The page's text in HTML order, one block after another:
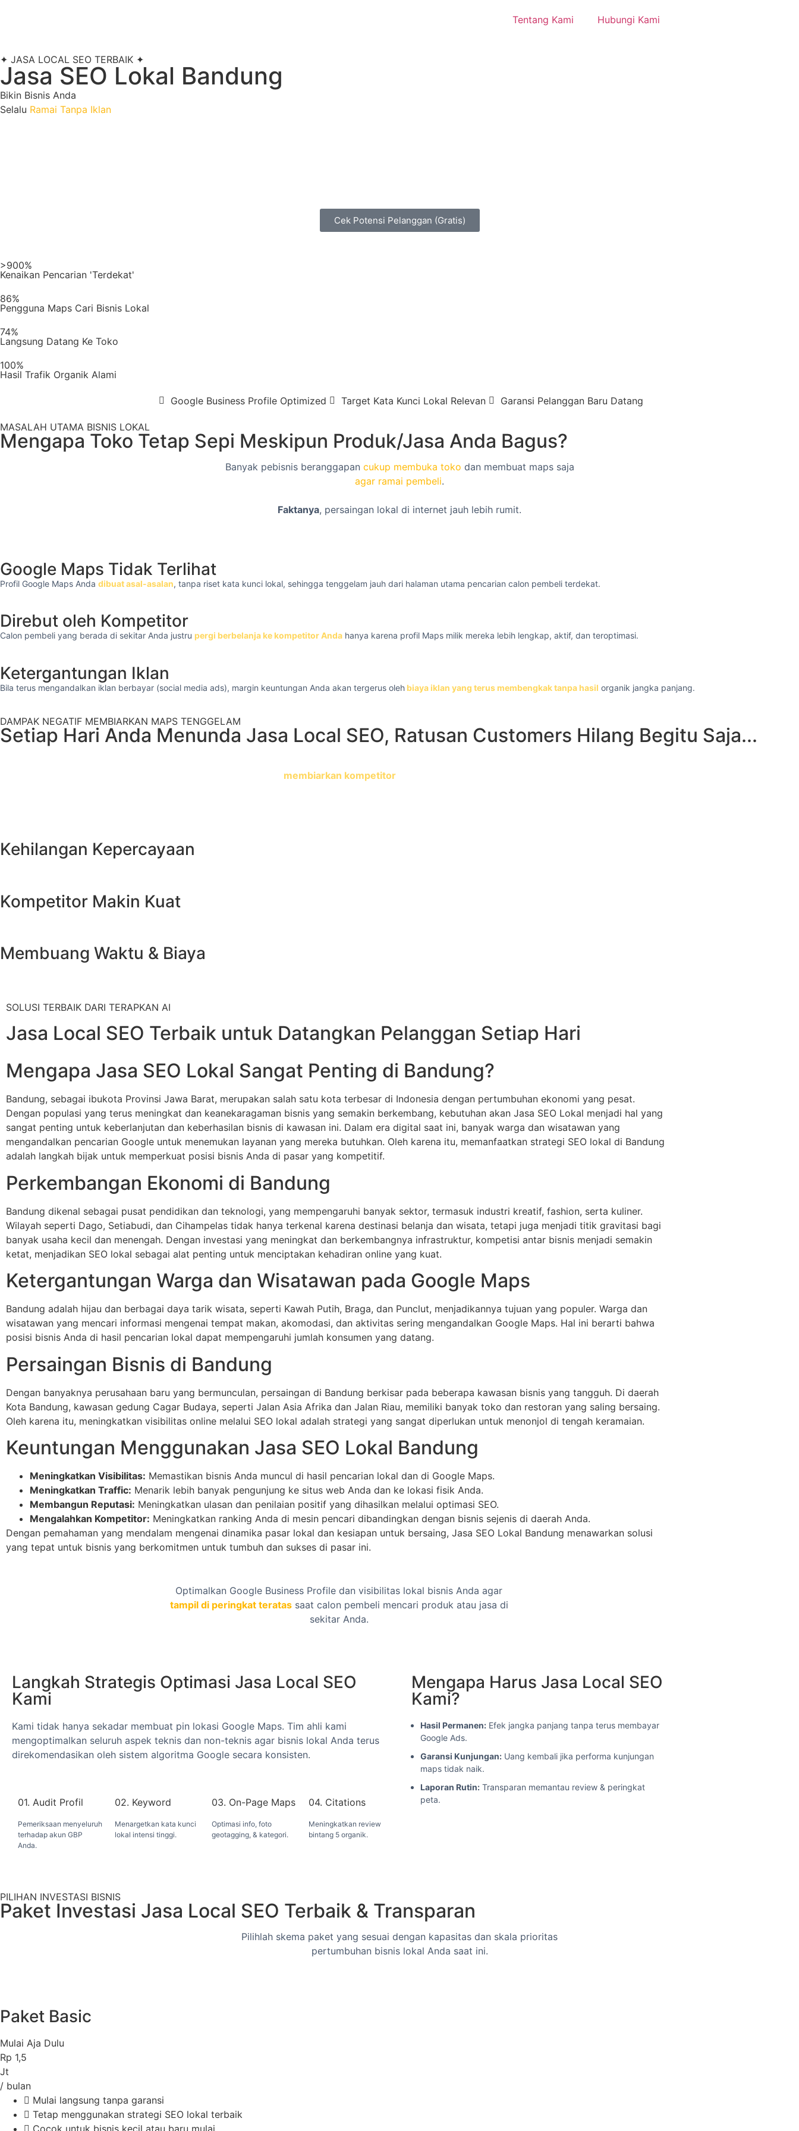
Tentang Kami Hubungi Kami
✦ JASA LOCAL SEO TERBAIK ✦
Jasa SEO Lokal Bandung
Bikin Bisnis Anda
Selalu Ramai Tanpa Iklan
Cek Potensi Pelanggan (Gratis)
>900%
Kenaikan Pencarian 'Terdekat'
86%
Pengguna Maps Cari Bisnis Lokal
74%
Langsung Datang Ke Toko
100%
Hasil Trafik Organik Alami
Google Business Profile Optimized Target Kata Kunci Lokal Relevan Garansi Pelanggan Baru Datang
MASALAH UTAMA BISNIS LOKAL
Mengapa Toko Tetap Sepi Meskipun Produk/Jasa Anda Bagus?
Banyak pebisnis beranggapan cukup membuka toko dan membuat maps saja
agar ramai pembeli.
Faktanya, persaingan lokal di internet jauh lebih rumit.
Google Maps Tidak Terlihat
Profil Google Maps Anda dibuat asal-asalan, tanpa riset kata kunci lokal, sehingga tenggelam jauh dari halaman utama pencarian calon pembeli terdekat.
Direbut oleh Kompetitor
Calon pembeli yang berada di sekitar Anda justru pergi berbelanja ke kompetitor Anda hanya karena profil Maps milik mereka lebih lengkap, aktif, dan teroptimasi.
Ketergantungan Iklan
Bila terus mengandalkan iklan berbayar (social media ads), margin keuntungan Anda akan tergerus oleh biaya iklan yang terus membengkak tanpa hasil organik jangka panjang.
DAMPAK NEGATIF MEMBIARKAN MAPS TENGGELAM
Setiap Hari Anda Menunda Jasa Local SEO, Ratusan Customers Hilang Begitu Saja...
membiarkan kompetitor
Kehilangan Kepercayaan
Kompetitor Makin Kuat
Membuang Waktu & Biaya
SOLUSI TERBAIK DARI TERAPKAN AI
Jasa Local SEO Terbaik untuk Datangkan Pelanggan Setiap Hari
Mengapa Jasa SEO Lokal Sangat Penting di Bandung?
Bandung, sebagai ibukota Provinsi Jawa Barat, merupakan salah satu kota terbesar di Indonesia dengan pertumbuhan ekonomi yang pesat.
Dengan populasi yang terus meningkat dan keanekaragaman bisnis yang semakin berkembang, kebutuhan akan Jasa SEO Lokal menjadi hal yang
sangat penting untuk keberlanjutan dan keberhasilan bisnis di kawasan ini. Dalam era digital saat ini, banyak warga dan wisatawan yang
mengandalkan pencarian Google untuk menemukan layanan yang mereka butuhkan. Oleh karena itu, memanfaatkan strategi SEO lokal di Bandung
adalah langkah bijak untuk memperkuat posisi bisnis Anda di pasar yang kompetitif.
Perkembangan Ekonomi di Bandung
Bandung dikenal sebagai pusat pendidikan dan teknologi, yang mempengaruhi banyak sektor, termasuk industri kreatif, fashion, serta kuliner.
Wilayah seperti Dago, Setiabudi, dan Cihampelas tidak hanya terkenal karena destinasi belanja dan wisata, tetapi juga menjadi titik gravitasi bagi
banyak usaha kecil dan menengah. Dengan investasi yang meningkat dan berkembangnya infrastruktur, kompetisi antar bisnis menjadi semakin
ketat, menjadikan SEO lokal sebagai alat penting untuk menciptakan kehadiran online yang kuat.
Ketergantungan Warga dan Wisatawan pada Google Maps
Bandung adalah hijau dan berbagai daya tarik wisata, seperti Kawah Putih, Braga, dan Punclut, menjadikannya tujuan yang populer. Warga dan
wisatawan yang mencari informasi mengenai tempat makan, akomodasi, dan aktivitas sering mengandalkan Google Maps. Hal ini berarti bahwa
posisi bisnis Anda di hasil pencarian lokal dapat mempengaruhi jumlah konsumen yang datang.
Persaingan Bisnis di Bandung
Dengan banyaknya perusahaan baru yang bermunculan, persaingan di Bandung berkisar pada beberapa kawasan bisnis yang tangguh. Di daerah
Kota Bandung, kawasan gedung Cagar Budaya, seperti Jalan Asia Afrika dan Jalan Riau, memiliki banyak toko dan restoran yang saling bersaing.
Oleh karena itu, meningkatkan visibilitas online melalui SEO lokal adalah strategi yang sangat diperlukan untuk menonjol di tengah keramaian.
Keuntungan Menggunakan Jasa SEO Lokal Bandung
Meningkatkan Visibilitas: Memastikan bisnis Anda muncul di hasil pencarian lokal dan di Google Maps.
Meningkatkan Traffic: Menarik lebih banyak pengunjung ke situs web Anda dan ke lokasi fisik Anda.
Membangun Reputasi: Meningkatkan ulasan dan penilaian positif yang dihasilkan melalui optimasi SEO.
Mengalahkan Kompetitor: Meningkatkan ranking Anda di mesin pencari dibandingkan dengan bisnis sejenis di daerah Anda.
Dengan pemahaman yang mendalam mengenai dinamika pasar lokal dan kesiapan untuk bersaing, Jasa SEO Lokal Bandung menawarkan solusi
yang tepat untuk bisnis yang berkomitmen untuk tumbuh dan sukses di pasar ini.
Optimalkan Google Business Profile dan visibilitas lokal bisnis Anda agar
tampil di peringkat teratassaat calon pembeli mencari produk atau jasa di
sekitar Anda.
Langkah Strategis Optimasi Jasa Local SEO
Kami
Kami tidak hanya sekadar membuat pin lokasi Google Maps. Tim ahli kami
mengoptimalkan seluruh aspek teknis dan non-teknis agar bisnis lokal Anda terus
direkomendasikan oleh sistem algoritma Google secara konsisten.
01. Audit Profil
Pemeriksaan menyeluruh
terhadap akun GBP
Anda.
02. Keyword
Menargetkan kata kunci
lokal intensi tinggi.
03. On-Page Maps
Optimasi info, foto
geotagging, & kategori.
04. Citations
Meningkatkan review
bintang 5 organik.
Mengapa Harus Jasa Local SEO
Kami?
Hasil Permanen: Efek jangka panjang tanpa terus membayar
Google Ads.
Garansi Kunjungan: Uang kembali jika performa kunjungan
maps tidak naik.
Laporan Rutin: Transparan memantau review & peringkat
peta.
PILIHAN INVESTASI BISNIS
Paket Investasi Jasa Local SEO Terbaik & Transparan
Pilihlah skema paket yang sesuai dengan kapasitas dan skala prioritas
pertumbuhan bisnis lokal Anda saat ini.
Paket Basic
Mulai Aja Dulu
Rp 1,5
Jt
/ bulan
Mulai langsung tanpa garansi
Tetap menggunakan strategi SEO lokal terbaik
Cocok untuk bisnis kecil atau baru mulai